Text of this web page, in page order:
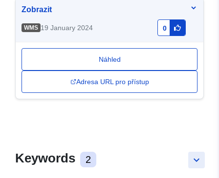
Zobrazit
WMS 19 January 2024 0
Náhled
Adresa URL pro přístup
keyboard_arrow_down
Keywords 2